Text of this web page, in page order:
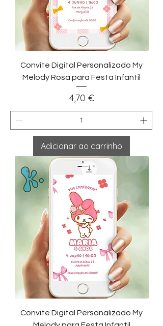
Convite Digital Personalizado My
Melody Rosa para Festa Infantil
Preço
4,70 €
Adicionar ao carrinho
Convite Digital Personalizado My